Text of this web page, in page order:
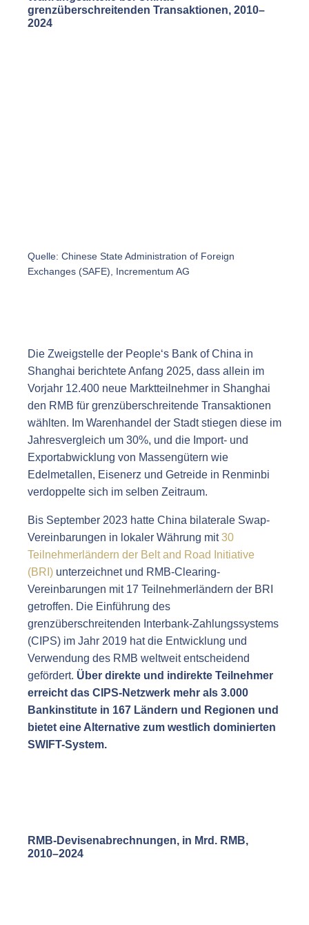
grenzüberschreitenden Transaktionen, 2010–
2024
Quelle: Chinese State Administration of Foreign
Exchanges (SAFE), Incrementum AG
Die Zweigstelle der People‘s Bank of China in
Shanghai berichtete Anfang 2025, dass allein im
Vorjahr 12.400 neue Marktteilnehmer in Shanghai
den RMB für grenzüberschreitende Transaktionen
wählten. Im Warenhandel der Stadt stiegen diese im
Jahresvergleich um 30%, und die Import- und
Exportabwicklung von Massengütern wie
Edelmetallen, Eisenerz und Getreide in Renminbi
verdoppelte sich im selben Zeitraum.
Bis September 2023 hatte China bilaterale Swap-
Vereinbarungen in lokaler Währung mit30
Teilnehmerländern der Belt and Road Initiative
(BRI) unterzeichnet und RMB-Clearing-
Vereinbarungen mit 17 Teilnehmerländern der BRI
getroffen. Die Einführung des
grenzüberschreitenden Interbank-Zahlungssystems
(CIPS) im Jahr 2019 hat die Entwicklung und
Verwendung des RMB weltweit entscheidend
gefördert. Über direkte und indirekte Teilnehmer
erreicht das CIPS-Netzwerk mehr als 3.000
Bankinstitute in 167 Ländern und Regionen und
bietet eine Alternative zum westlich dominierten
SWIFT-System.
RMB-Devisenabrechnungen, in Mrd. RMB,
2010–2024